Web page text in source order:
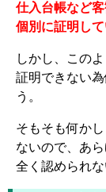
仕入台帳など
個別に証明して
しかし、この
証明できない
う。
そもそも何か
ないので、あ
全く認められ